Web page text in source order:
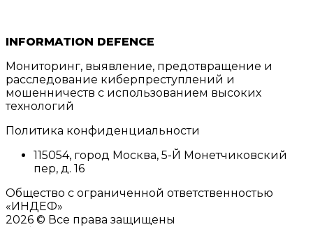
INFORMATION DEFENCE
Мониторинг, выявление, предотвращение и
расследование киберпреступлений и
мошенничеств с использованием высоких
технологий
Политика конфиденциальности
115054, город Москва, 5-Й Монетчиковский
пер, д. 16
Общество с ограниченной ответственностью
«ИНДЕФ»
2026 © Все права защищены